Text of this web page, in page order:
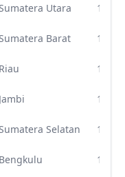
Utara 12
Barat 13
Riau 14
Jambi 15
Selatan 16
Bengkulu 17